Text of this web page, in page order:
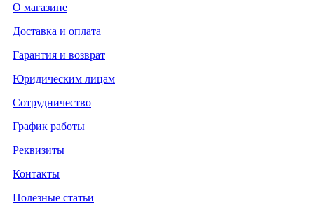
О магазине
Доставка и оплата
Гарантия и возврат
Юридическим лицам
Сотрудничество
График работы
Реквизиты
Контакты
Полезные статьи